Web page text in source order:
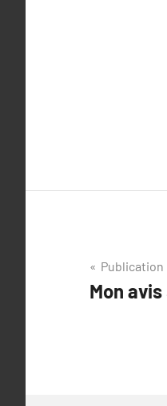
de
Mon